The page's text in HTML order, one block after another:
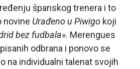
španskog trenera i to
novine Urađeno u Piwigo koji
bez fudbala». Merengues
odbrana i ponovo se
na individualni talenat svojih